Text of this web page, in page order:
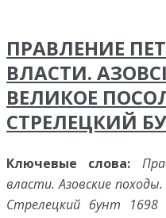
ПРАВЛЕНИЕ
ВЛАСТИ.
ВЕЛИКОЕ
СТРЕЛЕЦКИЙ
Ключевые слова:
власти. Азовские
Стрелецкий бунт 1698